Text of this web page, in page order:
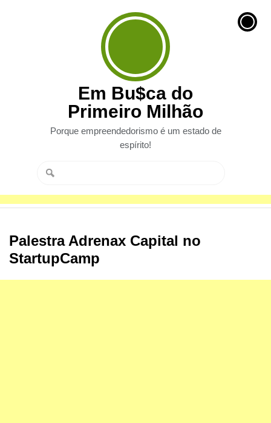
Em Bu$ca do
Primeiro Milhão
Porque empreendedorismo é um estado de
espírito!
Palestra Adrenax Capital no
StartupCamp